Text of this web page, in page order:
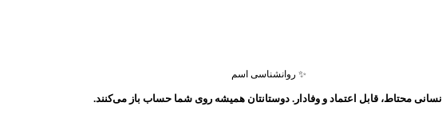
✨ روانشناسی اسم
انسانی محتاط، قابل اعتماد و وفادار. دوستانتان همیشه روی شما حساب باز می‌کنند.